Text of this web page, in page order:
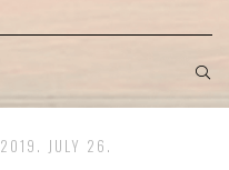
2019. JULY 26.